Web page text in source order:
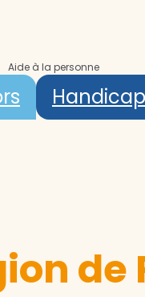
Aide à la personne
de